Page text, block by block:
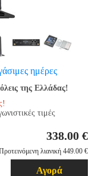
ημέρες
της Ελλάδας!
τιμές
338.00 €
λιανική 449.00 €
Αγορά